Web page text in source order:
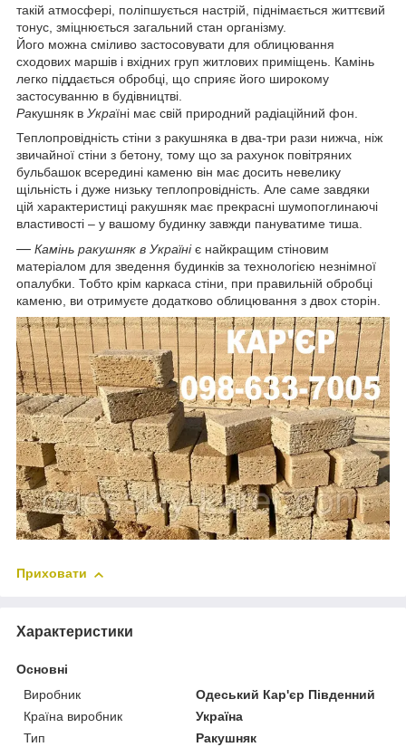
такій атмосфері, поліпшується настрій, піднімається життєвий
тонус, зміцнюється загальний стан організму.
Його можна сміливо застосовувати для облицювання
сходових маршів і вхідних груп житлових приміщень. Камінь
легко піддається обробці, що сприяє його широкому
застосуванню в будівництві.
Ракушняк в Україні має свій природний радіаційний фон.
Теплопровідність стіни з ракушняка в два-три рази нижча, ніж
звичайної стіни з бетону, тому що за рахунок повітряних
бульбашок всередині каменю він має досить невелику
щільність і дуже низьку теплопровідність. Але саме завдяки
цій характеристиці ракушняк має прекрасні шумопоглинаючі
властивості – у вашому будинку завжди пануватиме тиша.
— Камінь ракушняк в Україніє найкращим стіновим
матеріалом для зведення будинків за технологією незнімної
опалубки. Тобто крім каркаса стіни, при правильній обробці
каменю, ви отримуєте додатково облицювання з двох сторін.
Приховати
Характеристики
Основні
Виробник
Одеський Кар'єр Південний
Країна виробник
Україна
Тип
Ракушняк